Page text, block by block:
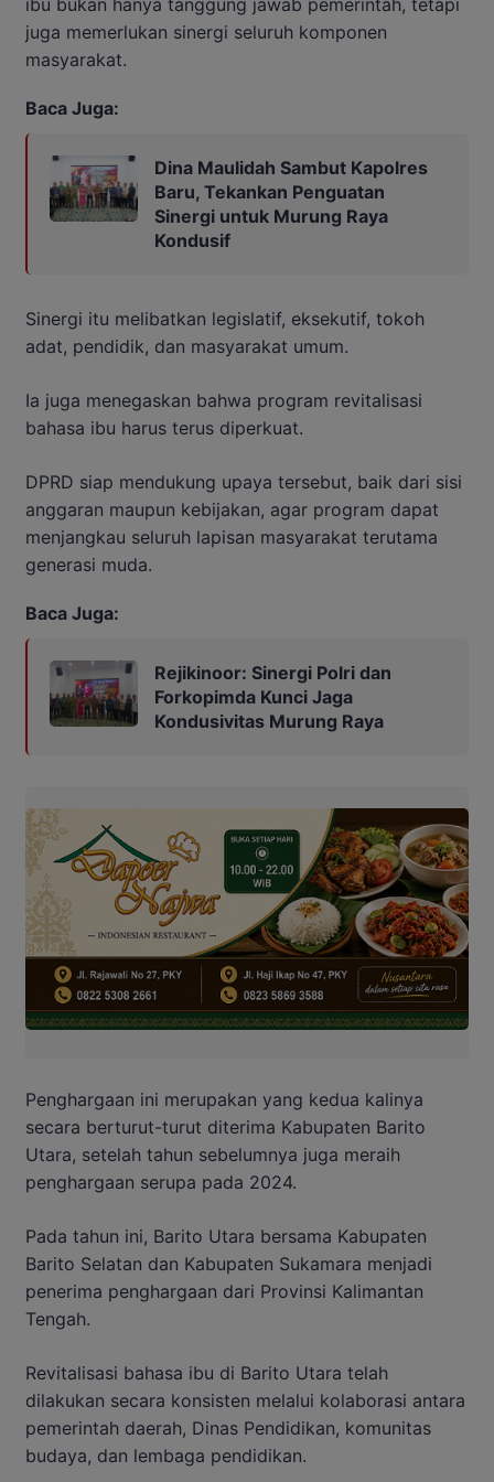
juga memerlukan sinergi seluruh komponen
masyarakat.
Baca Juga:
Dina Maulidah Sambut Kapolres
Baru, Tekankan Penguatan
Sinergi untuk Murung Raya
Kondusif
Sinergi itu melibatkan legislatif, eksekutif, tokoh
adat, pendidik, dan masyarakat umum.
Ia juga menegaskan bahwa program revitalisasi
bahasa ibu harus terus diperkuat.
DPRD siap mendukung upaya tersebut, baik dari sisi
anggaran maupun kebijakan, agar program dapat
menjangkau seluruh lapisan masyarakat terutama
generasi muda.
Baca Juga:
Rejikinoor: Sinergi Polri dan
Forkopimda Kunci Jaga
Kondusivitas Murung Raya
Penghargaan ini merupakan yang kedua kalinya
secara berturut-turut diterima Kabupaten Barito
Utara, setelah tahun sebelumnya juga meraih
penghargaan serupa pada 2024.
Pada tahun ini, Barito Utara bersama Kabupaten
Barito Selatan dan Kabupaten Sukamara menjadi
penerima penghargaan dari Provinsi Kalimantan
Tengah.
Revitalisasi bahasa ibu di Barito Utara telah
dilakukan secara konsisten melalui kolaborasi antara
pemerintah daerah, Dinas Pendidikan, komunitas
budaya, dan lembaga pendidikan.